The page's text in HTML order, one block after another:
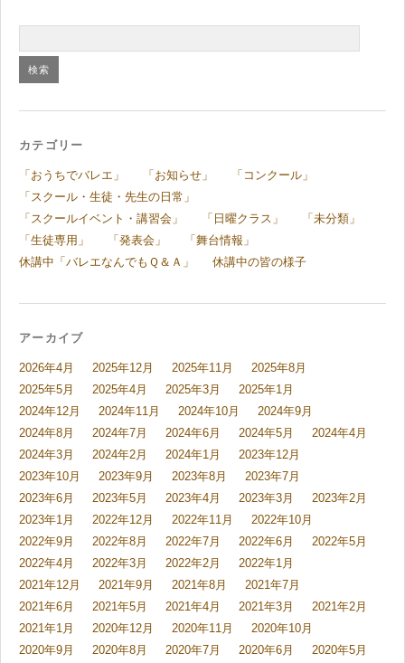
カテゴリー
「おうちでバレエ」 「お知らせ」
「コンクール」
「スクール・生徒・先生の日常」
「スクールイベント・講習会」
「日曜クラス」
「未分類」
「生徒専用」
「発表会」
「舞台情報」
休講中「バレエなんでもＱ＆Ａ」
休講中の皆の様子
アーカイブ
2026年4月 2025年12月 2025年11月
2025年8月
2025年5月
2025年4月 2025年3月
2025年1月
2024年12月
2024年11月 2024年10月
2024年9月
2024年8月
2024年7月 2024年6月 2024年5月
2024年4月
2024年3月
2024年2月 2024年1月
2023年12月
2023年10月
2023年9月 2023年8月
2023年7月
2023年6月
2023年5月 2023年4月 2023年3月
2023年2月
2023年1月
2022年12月 2022年11月
2022年10月
2022年9月
2022年8月 2022年7月 2022年6月
2022年5月
2022年4月
2022年3月 2022年2月
2022年1月
2021年12月
2021年9月 2021年8月
2021年7月
2021年6月
2021年5月 2021年4月 2021年3月
2021年2月
2021年1月
2020年12月 2020年11月
2020年10月
2020年9月
2020年8月 2020年7月 2020年6月
2020年5月